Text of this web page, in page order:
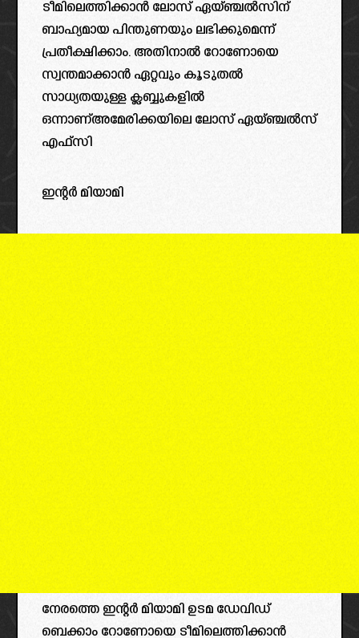
ടീമിലെത്തിക്കാൻ ലോസ് ഏയ്ഞ്ചൽസിന്
ബാഹ്യമായ പിന്തുണയും ലഭിക്കുമെന്ന്
പ്രതീക്ഷിക്കാം. അതിനാൽ റോണോയെ
സ്വന്തമാക്കാൻ ഏറ്റവും കൂടുതൽ
സാധ്യതയുള്ള ക്ലബ്ബുകളിൽ
ഒന്നാണ്അമേരിക്കയിലെ ലോസ് ഏയ്ഞ്ചൽസ്
എഫ്സി
ഇന്റർ മിയാമി
നേരത്തെ ഇന്റർ മിയാമി ഉടമ ഡേവിഡ്
ബെക്കാം റോണോയെ ടീമിലെത്തിക്കാൻ